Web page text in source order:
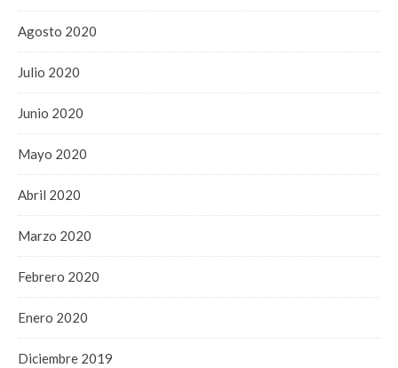
Agosto 2020
Julio 2020
Junio 2020
Mayo 2020
Abril 2020
Marzo 2020
Febrero 2020
Enero 2020
Diciembre 2019